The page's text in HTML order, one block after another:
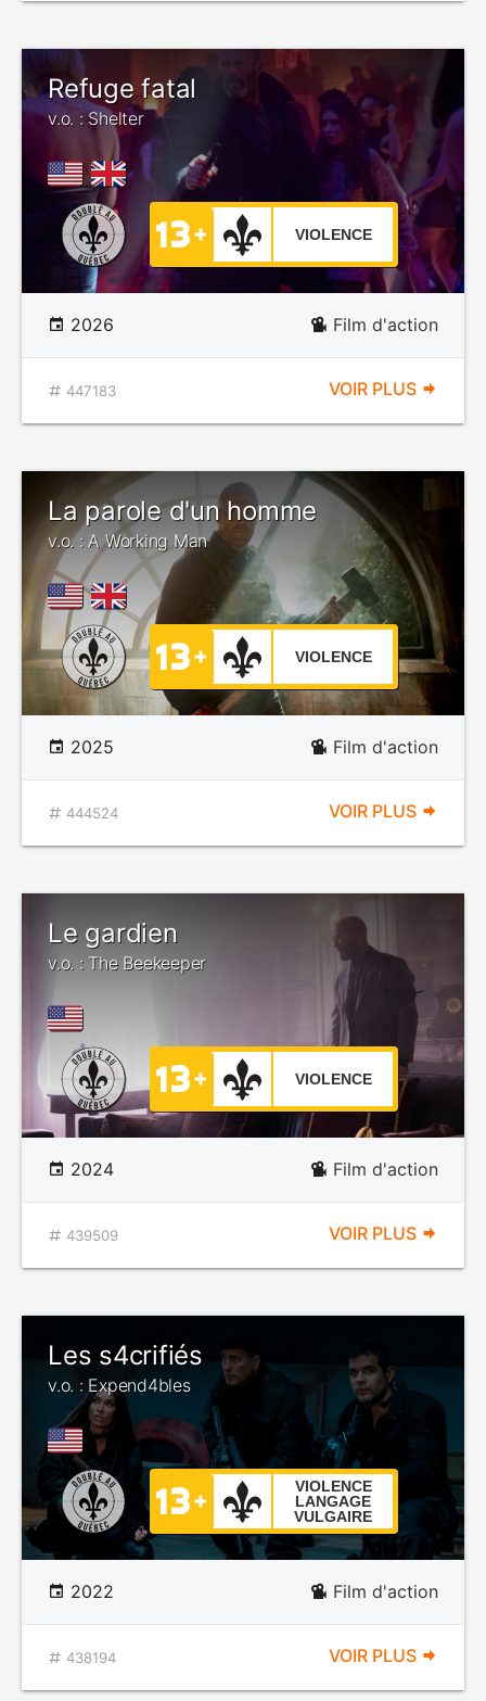
Refuge fatal
v.o. : Shelter
VIOLENCE
2026 Film d'action
447183 VOIR PLUS
La parole d'un homme
v.o. : A Working Man
VIOLENCE
2025 Film d'action
444524 VOIR PLUS
Le gardien
v.o. : The Beekeeper
VIOLENCE
2024 Film d'action
439509 VOIR PLUS
Les s4crifiés
v.o. : Expend4bles
VIOLENCE
LANGAGE
VULGAIRE
2022 Film d'action
438194 VOIR PLUS